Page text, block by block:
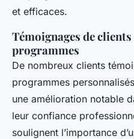
et efficaces.
Témoignages de
programmes
De nombreux clients
programmes
une amélioration notable
leur confiance
soulignent l’importance